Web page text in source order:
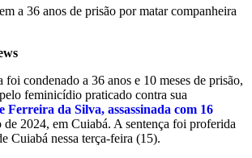
condenado a 36 anos e 10 meses de prisão,
feminicídio praticado contra sua
Ferreira da Silva, assassinada com 16
de 2024, em Cuiabá. A sentença foi proferida
Cuiabá nessa terça-feira (15).